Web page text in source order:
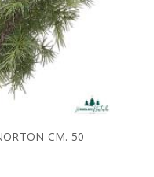
CM. 50